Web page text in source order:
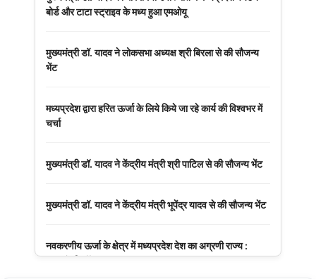
बोर्ड और टाटा स्ट्राइव के मध्य हुआ एमओयू
मुख्यमंत्री डॉ. यादव ने लोकसभा अध्यक्ष श्री बिरला से की सौजन्य
भेंट
मध्यप्रदेश द्वारा हरित ऊर्जा के लिये किये जा रहे कार्य की विश्वभर में
चर्चा
मुख्यमंत्री डॉ. यादव ने केंद्रीय मंत्री श्री पाटिल से की सौजन्य भेंट
मुख्यमंत्री डॉ. यादव ने केंद्रीय मंत्री भूपेंद्र यादव से की सौजन्य भेंट
नवकरणीय ऊर्जा के क्षेत्र में मध्यप्रदेश देश का अग्रणी राज्य :
मुख्यमंत्री डॉ. यादव